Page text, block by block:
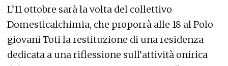
L’11 ottobre sarà la volta del collettivo
Domesticalchimia, che proporrà alle 18 al Polo
giovani Toti la restituzione di una residenza
dedicata a una riflessione sull’attività onirica